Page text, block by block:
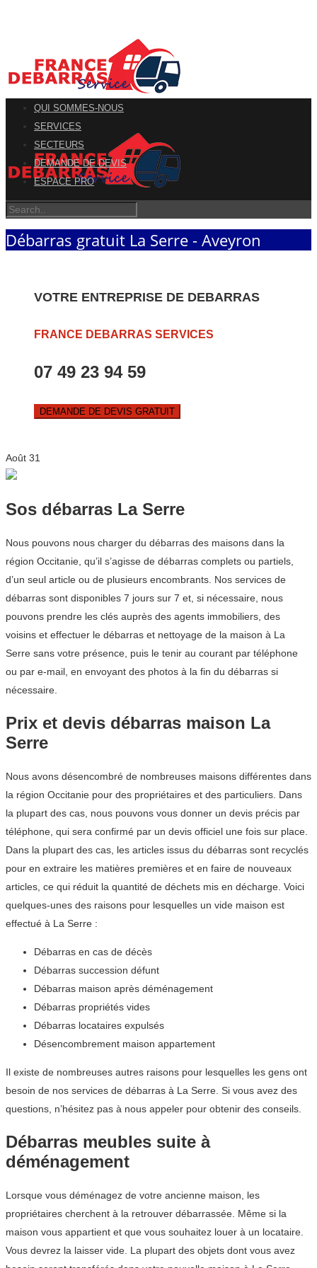
QUI SOMMES-NOUS
SERVICES
SECTEURS
DEMANDE DE DEVIS
ESPACE PRO
Débarras gratuit La Serre - Aveyron
VOTRE ENTREPRISE DE DEBARRAS
FRANCE DEBARRAS SERVICES
07 49 23 94 59
DEMANDE DE DEVIS GRATUIT
Août 31
Sos débarras La Serre
Nous pouvons nous charger du débarras des maisons dans la
région Occitanie, qu’il s’agisse de débarras complets ou partiels,
d’un seul article ou de plusieurs encombrants. Nos services de
débarras sont disponibles 7 jours sur 7 et, si nécessaire, nous
pouvons prendre les clés auprès des agents immobiliers, des
voisins et effectuer le débarras et nettoyage de la maison à La
Serre sans votre présence, puis le tenir au courant par téléphone
ou par e-mail, en envoyant des photos à la fin du débarras si
nécessaire.
Prix et devis débarras maison La
Serre
Nous avons désencombré de nombreuses maisons différentes dans
la région Occitanie pour des propriétaires et des particuliers. Dans
la plupart des cas, nous pouvons vous donner un devis précis par
téléphone, qui sera confirmé par un devis officiel une fois sur place.
Dans la plupart des cas, les articles issus du débarras sont recyclés
pour en extraire les matières premières et en faire de nouveaux
articles, ce qui réduit la quantité de déchets mis en décharge. Voici
quelques-unes des raisons pour lesquelles un vide maison est
effectué à La Serre :
Débarras en cas de décès
Débarras succession défunt
Débarras maison après déménagement
Débarras propriétés vides
Débarras locataires expulsés
Désencombrement maison appartement
Il existe de nombreuses autres raisons pour lesquelles les gens ont
besoin de nos services de débarras à La Serre. Si vous avez des
questions, n’hésitez pas à nous appeler pour obtenir des conseils.
Débarras meubles suite à
déménagement
Lorsque vous déménagez de votre ancienne maison, les
propriétaires cherchent à la retrouver débarrassée. Même si la
maison vous appartient et que vous souhaitez louer à un locataire.
Vous devrez la laisser vide. La plupart des objets dont vous avez